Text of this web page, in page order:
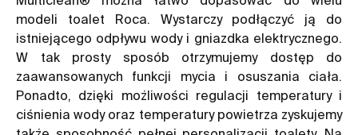
modeli toalet Roca. Wystarczy podłączyć ją do
istniejącego odpływu wody i gniazdka elektrycznego.
W tak prosty sposób otrzymujemy dostęp do
zaawansowanych funkcji mycia i osuszania ciała.
Ponadto, dzięki możliwości regulacji temperatury i
ciśnienia wody oraz temperatury powietrza zyskujemy